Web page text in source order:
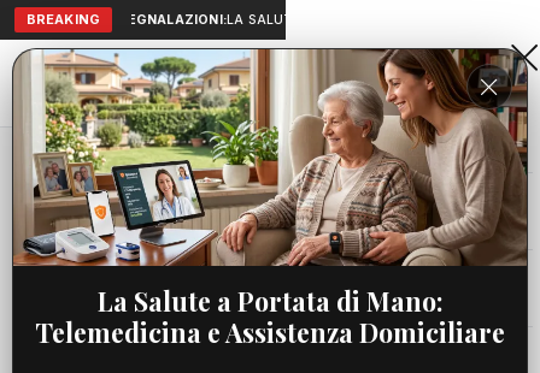
BREAKING SEGNALAZIONI:LA SALUTE A PORTATA DI MANO:
Aranova • NET
PORTALE UTILE AL TERRITORIO
Home
Cronaca
Viabilità
Utilità
La Salute a Portata di Mano:
Telemedicina e Assistenza Domiciliare